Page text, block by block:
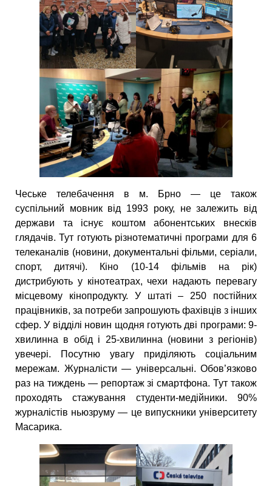
Чеське телебачення в м. Брно — це також
суспільний мовник від 1993 року, не залежить від
держави та існує коштом абонентських внесків
глядачів. Тут готують різнотематичні програми для 6
телеканалів (новини, документальні фільми, серіали,
спорт, дитячі). Кіно (10-14 фільмів на рік)
дистрибують у кінотеатрах, чехи надають перевагу
місцевому кінопродукту. У штаті – 250 постійних
працівників, за потреби запрошують фахівців з інших
сфер. У відділі новин щодня готують дві програми: 9-
хвилинна в обід і 25-хвилинна (новини з регіонів)
увечері. Посутню увагу приділяють соціальним
мережам. Журналісти — універсальні. Обов’язково
раз на тиждень — репортаж зі смартфона. Тут також
проходять стажування студенти-медійники. 90%
журналістів ньюзруму — це випускники університету
Масарика.